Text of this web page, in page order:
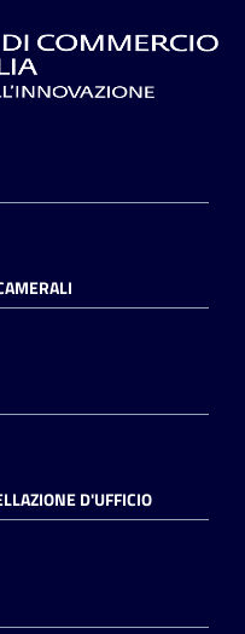
D'UFFICIO